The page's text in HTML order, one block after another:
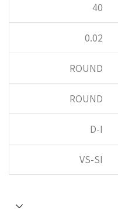
40
0.02
ROUND
ROUND
D-I
VS-SI